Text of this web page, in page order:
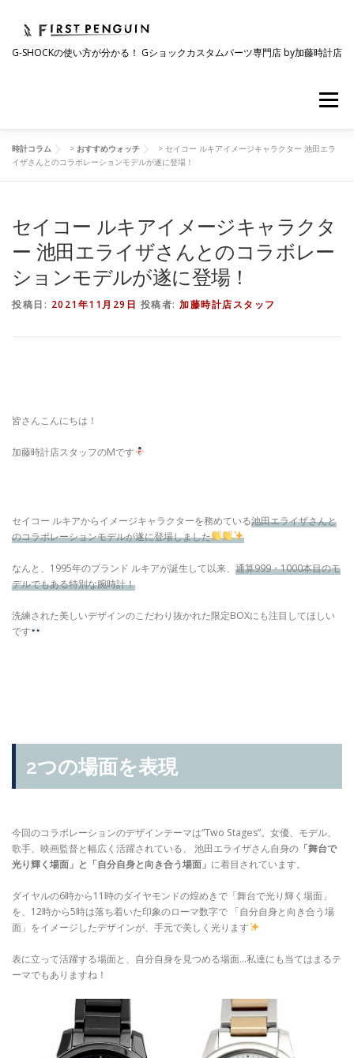
ッ
G-SHOCKの使い方が分かる！ Gショックカスタムパーツ専門店 by加藤時計店
メニュー
会社について 事業紹介 ワクワク企画
時計コラム ラインナップ ショップリスト
採用情報
時計コラム > おすすめウォッチ > セイコー ルキアイメージキャラクター 池田エラ
イザさんとのコラボレーションモデルが遂に登場！
セイコー ルキアイメージキャラクタ
ー 池田エライザさんとのコラボレー
ションモデルが遂に登場！
投稿日: 2021年11月29日 投稿者: 加藤時計店スタッフ
皆さんこんにちは！
加藤時計店スタッフのMです
セイコー ルキアからイメージキャラクターを務めている池田エライザさんと
のコラボレーションモデルが遂に登場しました
なんと、1995年のブランド ルキアが誕生して以来、 通算999・1000本目のモ
デルでもある特別な腕時計！
洗練された美しいデザインのこだわり抜かれた限定BOXにも注目してほしい
です
2つの場面を表現
今回のコラボレーションのデザインテーマは“Two Stages”。女優、モデル、
歌手、映画監督と幅広く活躍されている、
池田エライザさん自身の 「舞台で
光り輝く場面」と「自分自身と向き合う場面」 に着目されています。
ダイヤルの6時から11時のダイヤモンドの煌めきで「舞台で光り輝く場面」
を、12時から5時は落ち着いた印象のローマ数字で 「自分自身と向き合う場
面」をイメージしたデザインが、手元で美しく光ります
表に立って活躍する場面と、自分自身を見つめる場面…私達にも当てはまるテ
ーマでもありますね！